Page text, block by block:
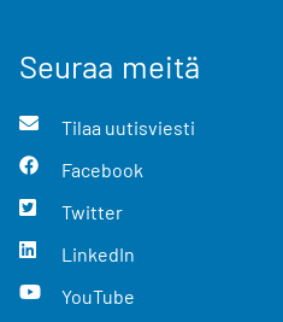
Seuraa meitä
Tilaa uutisviesti
Facebook
Twitter
LinkedIn
YouTube